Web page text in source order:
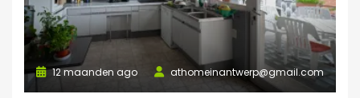
athomeinantwerp@gmail.com
12 maanden ago